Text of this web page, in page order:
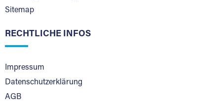
Sitemap
RECHTLICHE INFOS
Impressum
Datenschutzerklärung
AGB